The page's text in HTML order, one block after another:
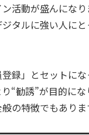
活動が盛んにな
タルに強い人に
録」とセットに
“勧誘”が目的に
の特徴でもありま